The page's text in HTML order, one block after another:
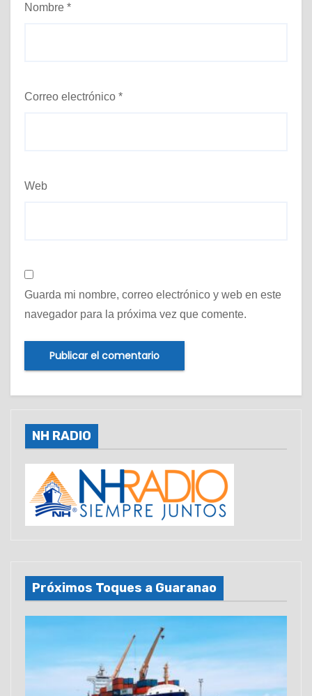
Nombre *
Correo electrónico *
Web
Guarda mi nombre, correo electrónico y web en este
navegador para la próxima vez que comente.
NH RADIO
Próximos Toques a Guaranao